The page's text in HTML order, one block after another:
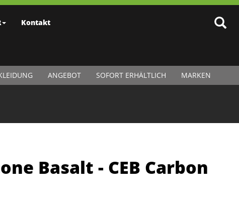
Kontakt
ANGEBOT SOFORT ERHÄLTLICH MARKEN
Basalt - CEB Carbon